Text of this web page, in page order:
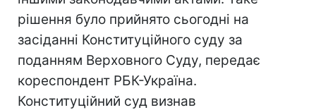
рішення було прийнято сьогодні на
засіданні Конституційного суду за
поданням Верховного Суду, передає
кореспондент РБК-Україна.
Конституційний суд визнав